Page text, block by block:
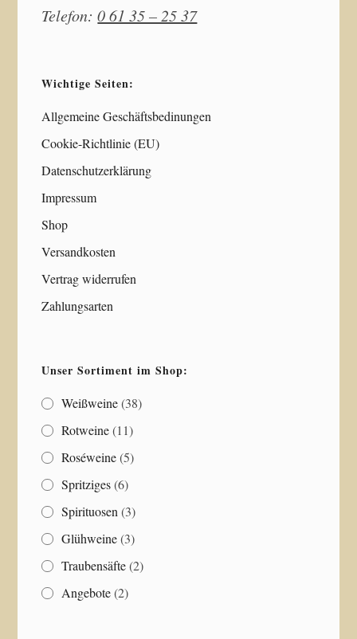
Telefon:0 61 35 – 25 37
Wichtige Seiten:
Allgemeine Geschäftsbedinungen
Cookie-Richtlinie (EU)
Datenschutzerklärung
Impressum
Shop
Versandkosten
Vertrag widerrufen
Zahlungsarten
Unser Sortiment im Shop:
Weißweine (38)
Rotweine (11)
Roséweine (5)
Spritziges (6)
Spirituosen (3)
Glühweine (3)
Traubensäfte (2)
Angebote (2)